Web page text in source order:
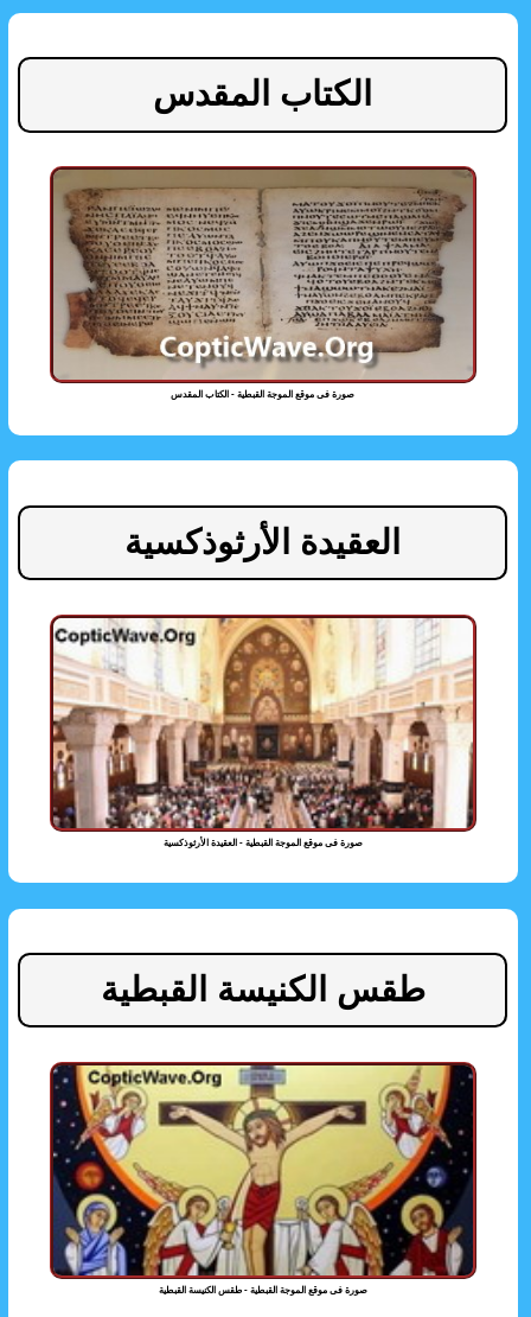
الكتاب المقدس
صورة فى موقع الموجة القبطية - الكتاب المقدس
العقيدة الأرثوذكسية
صورة فى موقع الموجة القبطية - العقيدة الأرثوذكسية
طقس الكنيسة القبطية
صورة فى موقع الموجة القبطية - طقس الكنيسة القبطية